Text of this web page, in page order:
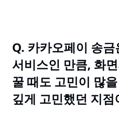
Q. 카카오페이 송
서비스인 만큼, 화
꿀 때도 고민이 많
깊게 고민했던 지점